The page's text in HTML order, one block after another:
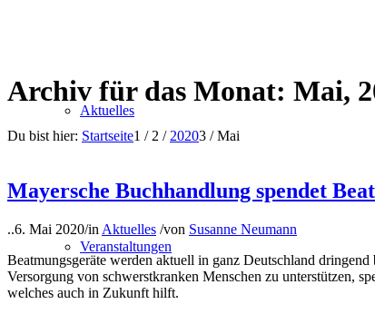
Aktuelles
Veranstaltungen
Archiv für das Monat: Mai,
Du bist hier: Startseite1 / 2 / 20203 / Mai
Mayersche Buchhandlung spendet
..6. Mai 2020/in Aktuelles /von Susanne Neumann
Beatmungsgeräte werden aktuell in ganz Deutschland
Versorgung von schwerstkranken Menschen zu unterstützen,
welches auch in Zukunft hilft.